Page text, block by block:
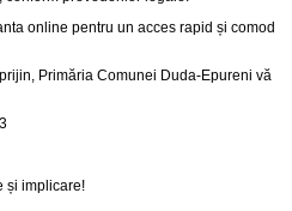
online pentru un acces rapid și comod
Primăria Comunei Duda-Epureni vă
și implicare!